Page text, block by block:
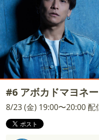
#6 アボカドマヨネ
8/23 (金) 19:00〜20:00 配